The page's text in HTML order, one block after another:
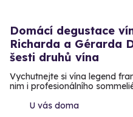
Domácí degustace
Richarda a Gérarda
šesti druhů vína
Vychutnejte si vína legend
nim i profesionálního
U vás doma